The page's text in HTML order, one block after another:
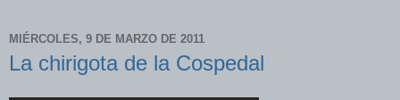
MIÉRCOLES, 9 DE MARZO DE 2011
La chirigota de la Cospedal